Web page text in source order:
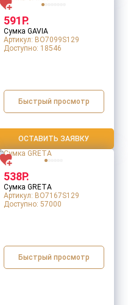
591Р.
Сумка GAVIA
Артикул: BO7099S129
Доступно: 18546
Быстрый просмотр
ОСТАВИТЬ ЗАЯВКУ
538Р.
Сумка GRETA
Артикул: BO7167S129
Доступно:57000
Быстрый просмотр
поля